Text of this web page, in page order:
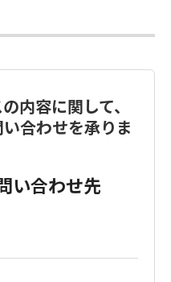
内容に関して、
合わせを承りま
い合わせ先